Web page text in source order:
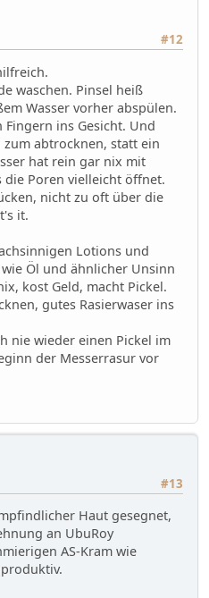
#12
waschen. Pinsel heiß
Wasser vorher abspülen.
ins Gesicht. Und
zum abtrocknen, statt ein
hat rein gar nix mit
die Poren vielleicht öffnet.
nicht zu oft über die
it.
Lotions und
Öl und ähnlicher Unsinn
kost Geld, macht Pickel.
gutes Rasierwaser ins
nie wieder einen Pickel im
der Messerrasur vor
#13
Haut gesegnet,
an UbuRoy
AS-Kram wie